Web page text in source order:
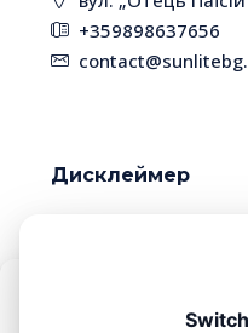
Щоб забезпечити
+359898637656
Дисклеймер
об'єкти
Будь ласка,
актуальність